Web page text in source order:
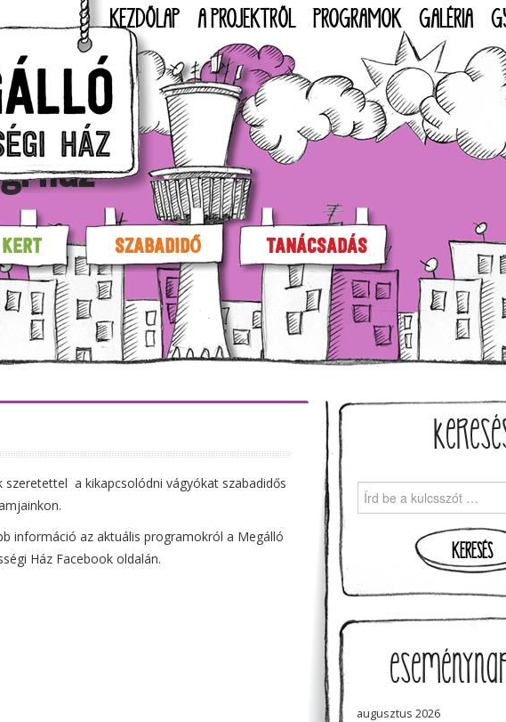
KEZDŐLAP A PROJEKTRŐL PROGRAMOK GALÉRIA
ház
SZABADIDŐ TANÁCSADÁS
szeretettel a kikapcsolódni vágyókat szabadidős
információ az aktuális programokról a Megálló
Ház Facebook oldalán.
Search for:
augusztus 2026